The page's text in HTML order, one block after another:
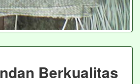
Berkualitas